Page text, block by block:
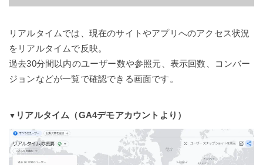
リアルタイムでは、現在のサイトやアプリへのアクセス状況
をリアルタイムで反映。
過去30分間以内のユーザー数や参照元、表示回数、コンバー
ジョンなどが一覧で確認できる画面です。
▼ リアルタイム（GA4デモアカウントより）